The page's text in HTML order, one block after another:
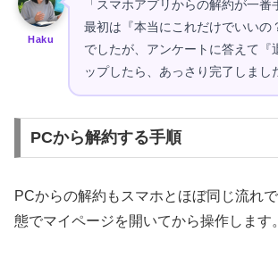
Haku
「スマホアプリからの解約が一番
最初は『本当にこれだけでいいの
でしたが、アンケートに答えて『
ップしたら、あっさり完了しまし
PCから解約する手順
PCからの解約もスマホとほぼ同じ流れ
態でマイページを開いてから操作します。